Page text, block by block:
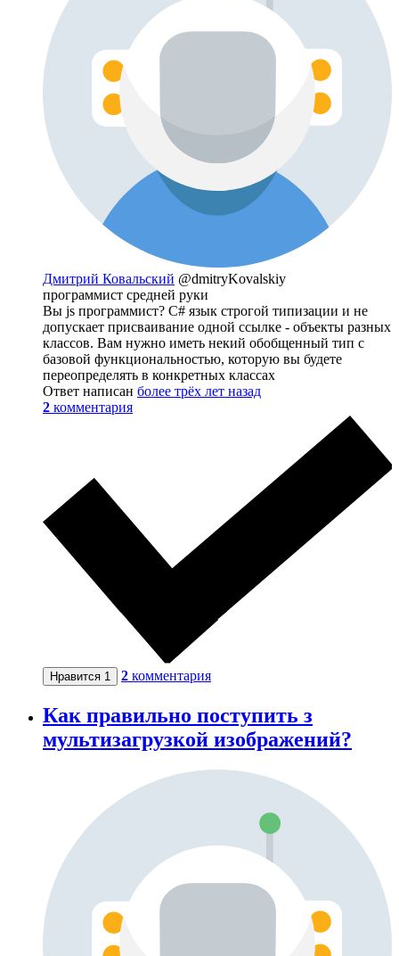
Дмитрий Ковальский @dmitryKovalskiy
программист средней руки
Вы js программист? C# язык строгой типизации и не
допускает присваивание одной ссылке - объекты разных
классов. Вам нужно иметь некий обобщенный тип с
базовой функциональностью, которую вы будете
переопределять в конкретных классах
Ответ написан более трёх лет назад
2 комментария
Нравится 1 2 комментария
Как правильно поступить з
мультизагрузкой изображений?